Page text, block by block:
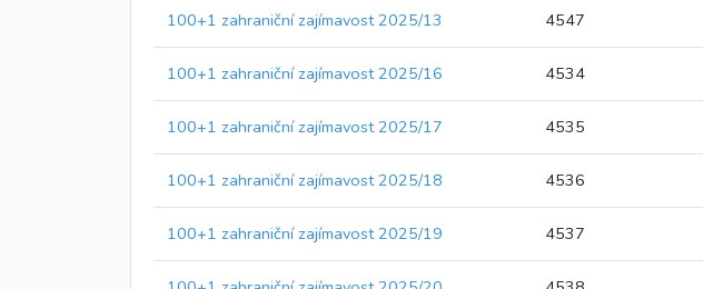
100+1 zahraniční zajímavost 2025/13 4547
100+1 zahraniční zajímavost 2025/16 4534
100+1 zahraniční zajímavost 2025/17 4535
100+1 zahraniční zajímavost 2025/18 4536
100+1 zahraniční zajímavost 2025/19 4537